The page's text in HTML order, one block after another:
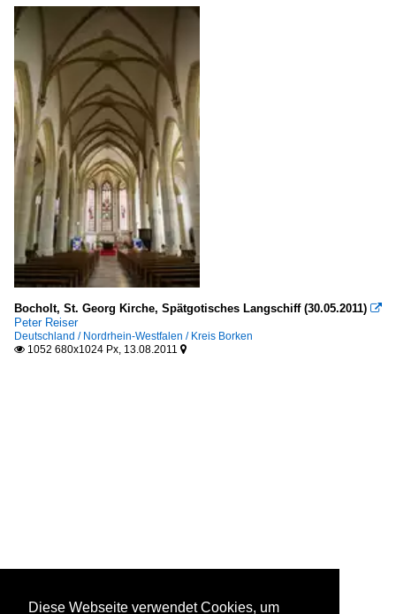
Bocholt, St. Georg Kirche, Spätgotisches Langschiff (30.05.2011) 
Peter Reiser
Deutschland / Nordrhein-Westfalen / Kreis Borken
 1052 680x1024 Px, 13.08.2011 
Diese Webseite verwendet Cookies, um